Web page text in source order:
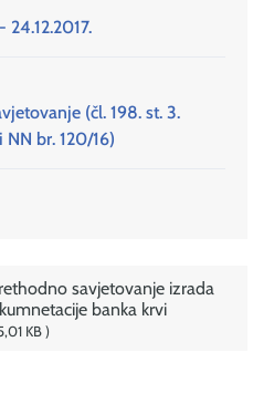
24.12.2017.
(čl. 198. st. 3.
NN br. 120/16)
savjetovanje izrada
banka krvi
KB